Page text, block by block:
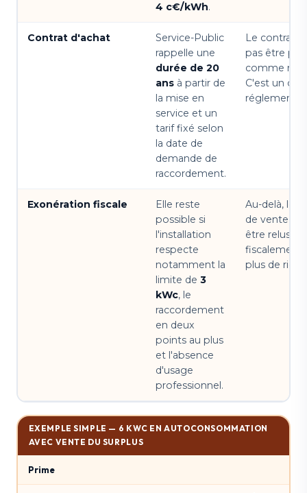
4 c€/kWh.
Contrat d'achat
Service-Public
rappelle une
durée de 20
ansà partir de
la mise en
service et un
tarif fixé selon
la date de
demande de
raccordement.
Le contrat
pas être
comme
C'est un
réglementé.
Exonération fiscale
Elle reste
possible si
l'installation
respecte
notamment la
limite de 3
kWc, le
raccordement
en deux
points au plus
et l'absence
d'usage
professionnel.
Au-delà, les
de vente
être relus
fiscalement
plus de
EXEMPLE SIMPLE — 6 KWC EN AUTOCONSOMMATION
AVEC VENTE DU SURPLUS
Prime